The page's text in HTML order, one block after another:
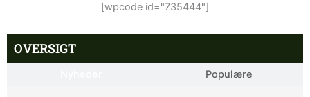
[wpcode id="735444"]
OVERSIGT
Populære